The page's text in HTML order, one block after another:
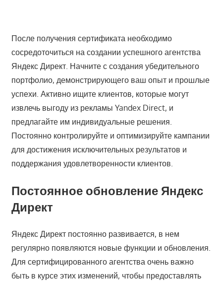
После получения сертификата необходимо
сосредоточиться на создании успешного агентства
Яндекс Директ. Начните с создания убедительного
портфолио, демонстрирующего ваш опыт и прошлые
успехи. Активно ищите клиентов, которые могут
извлечь выгоду из рекламы Yandex Direct, и
предлагайте им индивидуальные решения.
Постоянно контролируйте и оптимизируйте кампании
для достижения исключительных результатов и
поддержания удовлетворенности клиентов.
Постоянное обновление Яндекс
Директ
Яндекс Директ постоянно развивается, в нем
регулярно появляются новые функции и обновления.
Для сертифицированного агентства очень важно
быть в курсе этих изменений, чтобы предоставлять